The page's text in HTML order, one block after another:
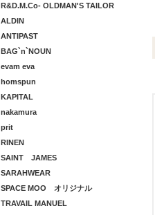
R&D.M.Co- OLDMAN'S TAILOR
ALDIN
ANTIPAST
BAG`n`NOUN
evam eva
homspun
KAPITAL
nakamura
prit
RINEN
SAINT JAMES
SARAHWEAR
SPACE MOO オリジナル
TRAVAIL MANUEL